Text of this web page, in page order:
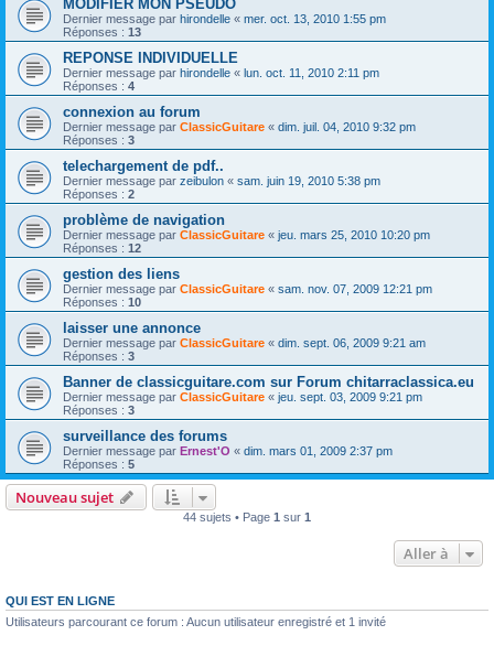
MODIFIER MON PSEUDO
Dernier message par hirondelle « mer. oct. 13, 2010 1:55 pm
Réponses : 13
REPONSE INDIVIDUELLE
Dernier message par hirondelle « lun. oct. 11, 2010 2:11 pm
Réponses : 4
connexion au forum
Dernier message par ClassicGuitare « dim. juil. 04, 2010 9:32 pm
Réponses : 3
telechargement de pdf..
Dernier message par zeibulon « sam. juin 19, 2010 5:38 pm
Réponses : 2
problème de navigation
Dernier message par ClassicGuitare « jeu. mars 25, 2010 10:20 pm
Réponses : 12
gestion des liens
Dernier message par ClassicGuitare « sam. nov. 07, 2009 12:21 pm
Réponses : 10
laisser une annonce
Dernier message par ClassicGuitare « dim. sept. 06, 2009 9:21 am
Réponses : 3
Banner de classicguitare.com sur Forum chitarraclassica.eu
Dernier message par ClassicGuitare « jeu. sept. 03, 2009 9:21 pm
Réponses : 3
surveillance des forums
Dernier message par Ernest'O « dim. mars 01, 2009 2:37 pm
Réponses : 5
Nouveau sujet
44 sujets • Page 1 sur 1
Aller à
QUI EST EN LIGNE
Utilisateurs parcourant ce forum : Aucun utilisateur enregistré et 1 invité